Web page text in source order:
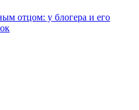
отцом: у блогера и его